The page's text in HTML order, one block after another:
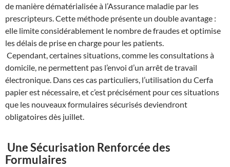
de manière dématérialisée à l’Assurance maladie par les
prescripteurs. Cette méthode présente un double avantage :
elle limite considérablement le nombre de fraudes et optimise
les délais de prise en charge pour les patients.
Cependant, certaines situations, comme les consultations à
domicile, ne permettent pas l’envoi d’un arrêt de travail
électronique. Dans ces cas particuliers, l’utilisation du Cerfa
papier est nécessaire, et c’est précisément pour ces situations
que les nouveaux formulaires sécurisés deviendront
obligatoires dès juillet.
Une Sécurisation Renforcée des
Formulaires